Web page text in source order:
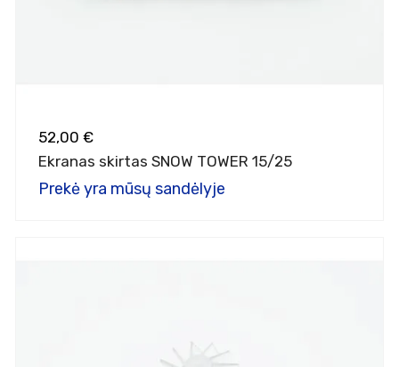
52,00 €
Ekranas skirtas SNOW TOWER 15/25
Prekė yra mūsų sandėlyje